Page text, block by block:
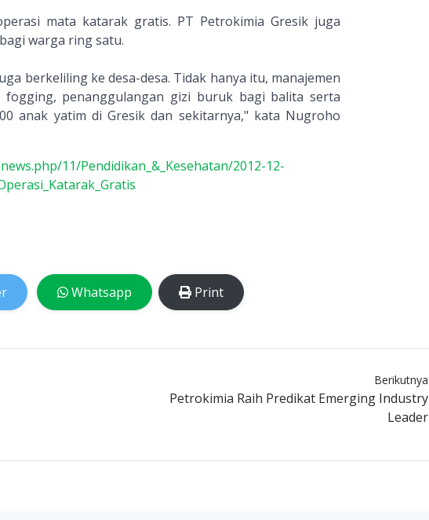
mata katarak gratis. PT Petrokimia Gresik juga
warga ring satu.
berkeliling ke desa-desa. Tidak hanya itu, manajemen
fogging, penanggulangan gizi buruk bagi balita serta
anak yatim di Gresik dan sekitarnya," kata Nugroho
11/Pendidikan_&_Kesehatan/2012-12-
Whatsapp Print
Berikutnya
Petrokimia Raih Predikat Emerging Industry
Leader